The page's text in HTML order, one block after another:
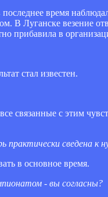
время
В Луганске везение
прибавила в
стал известен.
связанные с этим
практически сведена к
в основное время.
- вы согласны?